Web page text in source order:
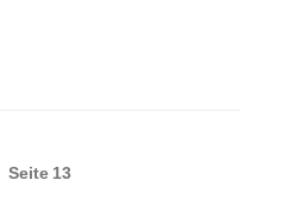
Seite 13